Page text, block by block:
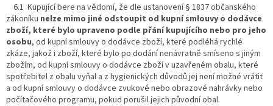
6.1 Kupující bere na vědomí, že dle ustanovení § 1837 občanského
zákoníku nelze mimo jiné odstoupit od kupní smlouvy o dodávce
zboží, které bylo upraveno podle přání kupujícího nebo pro jeho
osobu, od kupní smlouvy o dodávce zboží, které podléhá rychlé
zkáze, jakož i zboží, které bylo po dodání nenávratně smíseno s jiným
zbožím, od kupní smlouvy o dodávce zboží v uzavřeném obalu, které
spotřebitel z obalu vyňal a z hygienických důvodů jej není možné vrátit
a od kupní smlouvy o dodávce zvukové nebo obrazové nahrávky nebo
počítačového programu, pokud porušil jejich původní obal.